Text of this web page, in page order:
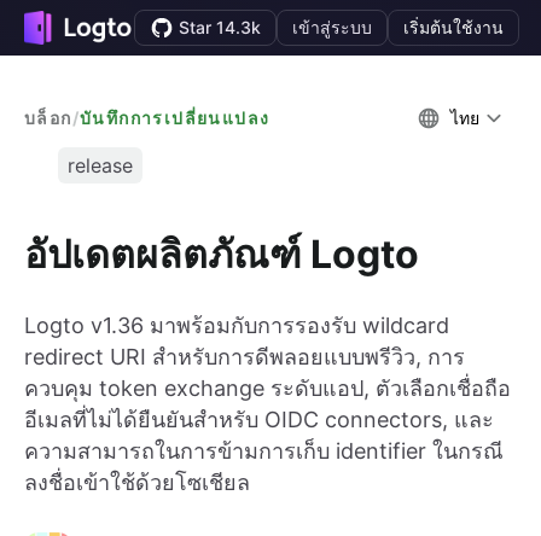
Star 14.3k เข้าสู่ระบบ เริ่มต้นใช้งาน
บล็อก/บันทึกการเปลี่ยนแปลง ไทย
release
อัปเดตผลิตภัณฑ์ Logto
Logto v1.36 มาพร้อมกับการรองรับ wildcard
redirect URI สำหรับการดีพลอยแบบพรีวิว, การ
ควบคุม token exchange ระดับแอป, ตัวเลือกเชื่อถือ
อีเมลที่ไม่ได้ยืนยันสำหรับ OIDC connectors, และ
ความสามารถในการข้ามการเก็บ identifier ในกรณี
ลงชื่อเข้าใช้ด้วยโซเชียล